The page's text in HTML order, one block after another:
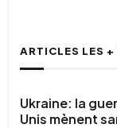
ARTICLES LES +
Ukraine: la
Unis mènent